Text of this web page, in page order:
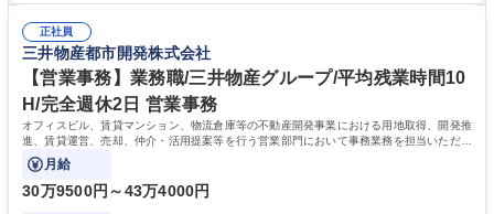
集職種 研究事務【フルリモート・時短勤務可】
き方について】フルリモートやハイブリッド勤務、時短勤務など個々のラ
イフスタイルに応じた柔軟な働き方が可能です。育児や介護との両立も応
援します。 学歴・資格 学歴：大学院 大学 語学力： 資格：
正社員
三井物産都市開発株式会社
【営業事務】業務職/三井物産グループ/平均残業時間10
H/完全週休2日 営業事務
オフィスビル、賃貸マンション、物流倉庫等の不動産開発事業における用地取得、開発推
進、賃貸運営、売却、仲介・活用提案等を行う営業部門において事務業務を担当いただき
ます。
月給
30万9500円～43万4000円